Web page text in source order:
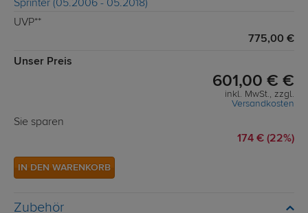
UVP**
775,00 €
Unser Preis
601,00 € €
inkl. MwSt., zzgl.
Versandkosten
Sie sparen
174 € (22%)
IN DEN WARENKORB
Zubehör